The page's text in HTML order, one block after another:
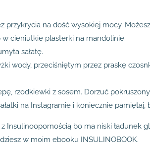
przykrycia na dość wysokiej mocy.
cieniutkie plasterki na mandolinie.
sałatę.
wody, przeciśniętym przez praskę
rzodkiewki z sosem. Dorzuć
na Instagramie i koniecznie pamiętaj,
Insulinoopornością bo ma niski
w moim ebooku INSULINOBOOK.